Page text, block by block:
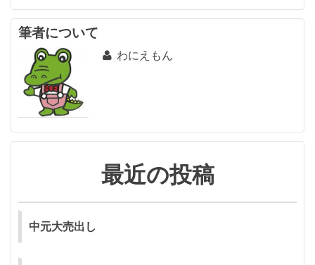
ナ
ビ
ゲ
ー
シ
ョ
筆者について
わにえもん
最近の投稿
中元大売出し